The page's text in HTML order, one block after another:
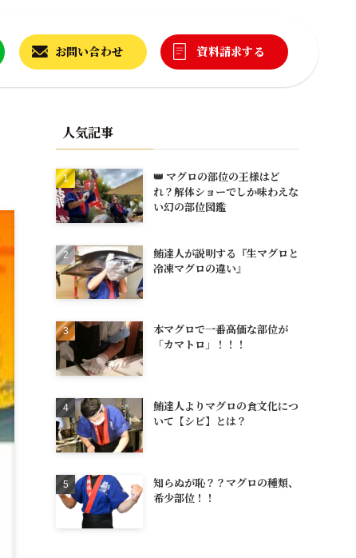
お問い合わせ 資料請求する
人気記事
👑 マグロの部位の王様はど
れ？解体ショーでしか味わえな
い幻の部位図鑑
鮪達人が説明する『生マグロと
冷凍マグロの違い』
本マグロで一番高価な部位が
「カマトロ」！！！
鮪達人よりマグロの食文化につ
いて【シビ】とは？
知らぬが恥？？マグロの種類、
希少部位！！